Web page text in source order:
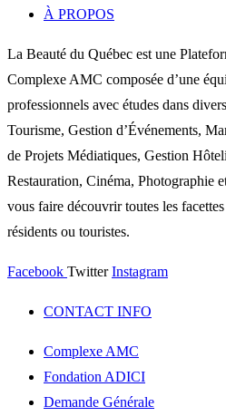
À PROPOS
La Beauté du Québec est une
Complexe AMC composée d’une
professionnels avec études dans
Tourisme, Gestion d’Événements,
de Projets Médiatiques, Gestion
Restauration, Cinéma, Photographie
vous faire découvrir toutes les
résidents ou touristes.
Facebook Twitter Instagram
CONTACT INFO
Complexe AMC
Fondation ADICI
Demande Générale